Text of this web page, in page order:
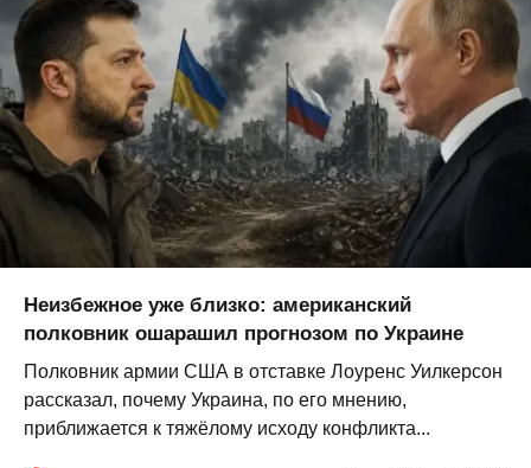
Неизбежное уже близко: американский
полковник ошарашил прогнозом по Украине
Полковник армии США в отставке Лоуренс Уилкерсон
рассказал, почему Украина, по его мнению,
приближается к тяжёлому исходу конфликта...